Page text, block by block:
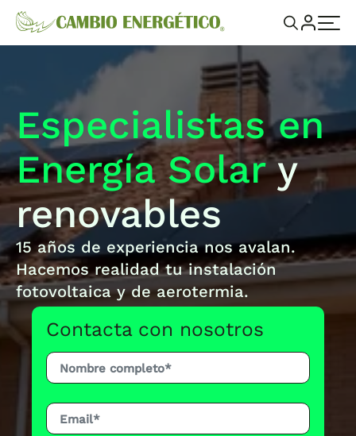
Especialistas en
Energía Solary
renovables
15 años de experiencia nos avalan.
Hacemos realidad tu instalación
fotovoltaica y de aerotermia.
Contacta con nosotros